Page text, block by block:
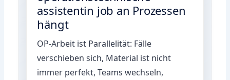
assistentin job an Prozessen
hängt
OP-Arbeit ist Parallelität: Fälle
verschieben sich, Material ist nicht
immer perfekt, Teams wechseln,